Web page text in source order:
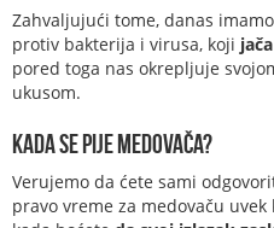
Zahvaljujući tome, danas
protiv bakterija i virusa, koji
pored toga nas okrepljuje
ukusom.
Kada se pije medovača?
Verujemo da ćete sami
pravo vreme za medovaču